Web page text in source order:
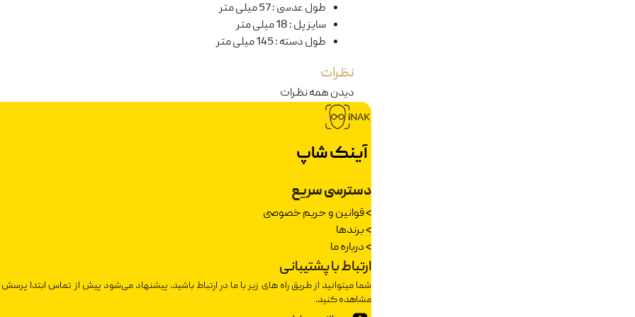
طول عدسی:57 میلی متر
سایز پل:18 میلی متر
طول دسته:145 میلی متر
نظرات
دیدن همه نظرات
آینک شاپ
دسترسی سریع
>قوانین و حریم خصوصی
>برندها
>درباره ما
ارتباط با پشتیبانی
شما میتوانید از طریق راه های زیر با ما در ارتباط باشید. پیشنهاد می‌شود پیش از تماس ابتدا
مشاهده کنید.